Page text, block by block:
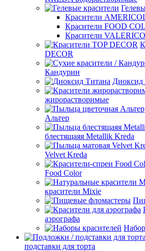
Красители
Красители FOOD
Красители VALERICO
DECOR
Кандурин
Диоксид
жирорастворимые
Альтер
блестящаяя Metallik Kreda
Velvet Kreda
Food Color
красители Mixie
аэрографа
подставки для торта